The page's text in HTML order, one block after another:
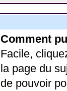
Comment
Facile,
la page du
de pouvoir